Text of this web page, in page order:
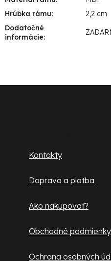
Hrúbka rámu:
2,2 cm
Dodatočné
informácie:
Kontakty
Doprava a platba
Ako nakupovať?
Obchodné podmienky
Ochrana osobných